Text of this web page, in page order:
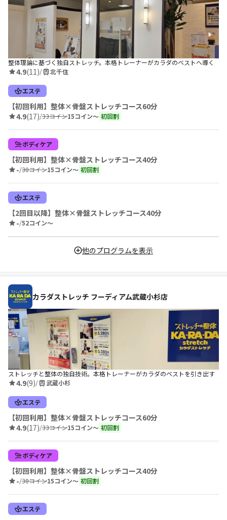
整体理論に基づく独自ストレッチ。本格トレーナーがカラダのベストへ導く
4.9(11)/ 北千住
エステ
【初回利用】整体×骨盤ストレッチコース60分
4.9(17)/33コイン15コイン〜 初回割
ボディケア
【初回利用】整体×骨盤ストレッチコース40分
-/30コイン15コイン〜 初回割
エステ
【2回目以降】整体×骨盤ストレッチコース40分
-/52コイン〜
他のプログラムを表示
カラダストレッチ フーディアム武蔵小杉店
ストレッチと整体の独自技術。本格トレーナーがカラダのベストを引き出す
4.9(9)/ 武蔵小杉
エステ
【初回利用】整体×骨盤ストレッチコース60分
4.9(17)/33コイン15コイン〜 初回割
ボディケア
【初回利用】整体×骨盤ストレッチコース40分
-/30コイン15コイン〜 初回割
エステ